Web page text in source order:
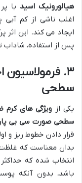
هیالورونیک اسیدبا
اغلب ناشی از کم
ایجاد می کند. این اثر
پس از استفاده، شاداب
۳.
سطحی
یکی از ویژگی های
سطحی صورت سی بی
قرار دادن خطوط ریز و
بدان معناست که غلظت
انتخاب شده که
باشد، بدون آنکه